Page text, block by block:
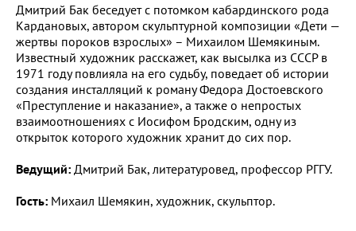
Дмитрий Бак беседует с потомком кабардинского рода
Кардановых, автором скульптурной композиции «Дети —
жертвы пороков взрослых» – Михаилом Шемякиным.
Известный художник расскажет, как высылка из СССР в
1971 году повлияла на его судьбу, поведает об истории
создания инсталляций к роману Федора Достоевского
«Преступление и наказание», а также о непростых
взаимоотношениях с Иосифом Бродским, одну из
открыток которого художник хранит до сих пор.
Ведущий: Дмитрий Бак, литературовед, профессор РГГУ.
Гость: Михаил Шемякин, художник, скульптор.